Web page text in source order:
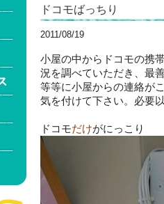
ドコモばっちり
2011/08/19
小屋の中からドコモの携
況を調べていただき、最
等等に小屋からの連絡が
気を付けて下さい。必要
ドコモだけがにっこり